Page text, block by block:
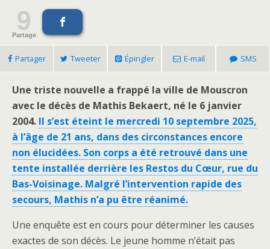
9
Partage
Partager Tweeter Épingler E-mail SMS
Une triste nouvelle a frappé la ville de Mouscron
avec le décès de Mathis Bekaert, né le 6 janvier
2004. Il s’est éteint le mercredi 10 septembre 2025,
à l’âge de 21 ans, dans des circonstances encore
non élucidées. Son corps a été retrouvé dans une
tente installée derrière les Restos du Cœur, rue du
Bas-Voisinage. Malgré l’intervention rapide des
secours, Mathis n’a pu être réanimé.
Une enquête est en cours pour déterminer les causes
exactes de son décès. Le jeune homme n’était pas